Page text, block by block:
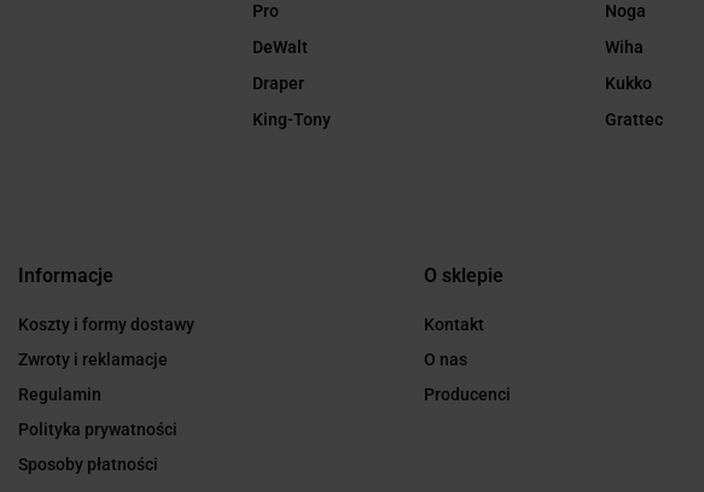
Pro
DeWalt
Draper
King-Tony
Noga
Wiha
Kukko
Grattec
Informacje
Koszty i formy dostawy
Zwroty i reklamacje
Regulamin
Polityka prywatności
Sposoby płatności
O sklepie
Kontakt
O nas
Producenci